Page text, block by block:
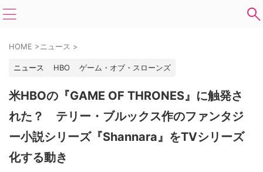
HOME >ニュース >
ニュース HBO ゲーム・オブ・スローンズ
米HBOの『GAME OF THRONES』に触発さ
れた？ テリー・ブルックス作のファンタジ
ー小説シリーズ『Shannara』をTVシリーズ
化する動き